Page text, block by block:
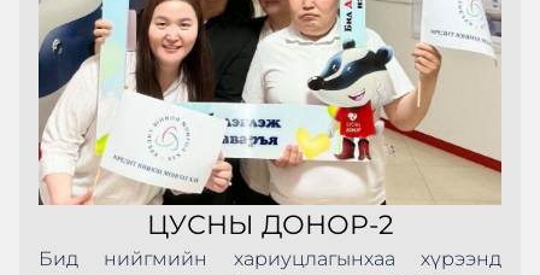
ЦУСНЫ ДОНОР-2
Бид нийгмийн хариуцлагынхаа хүрээнд